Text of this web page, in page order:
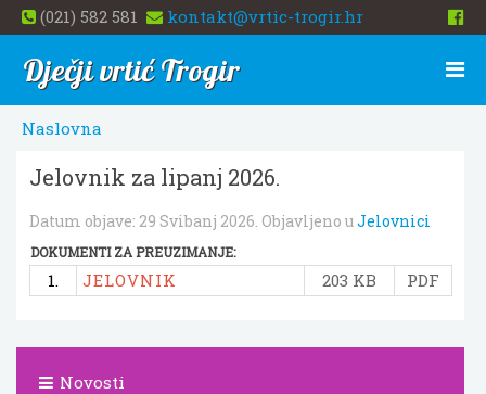
(021) 582 581 kontakt@vrtic-trogir.hr
Dječji vrtić Trogir
Naslovna
Jelovnik za lipanj 2026.
Datum objave: 29 Svibanj 2026. Objavljeno uJelovnici
DOKUMENTI ZA PREUZIMANJE:
1. JELOVNIK 203 KB PDF
Novosti